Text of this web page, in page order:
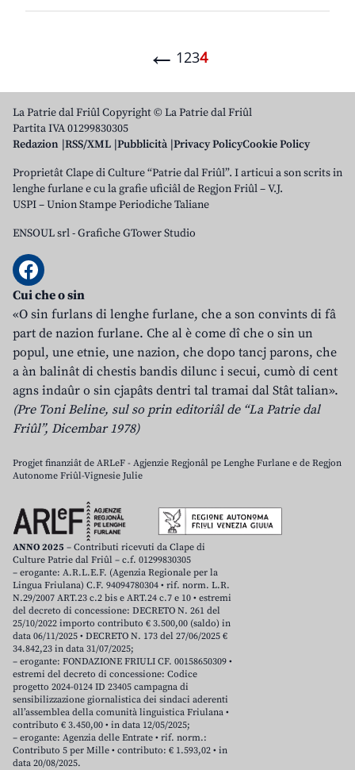
← 1234
La Patrie dal Friûl Copyright © La Patrie dal Friûl
Partita IVA 01299830305
Redazion RSS/XML Pubblicità Privacy PolicyCookie Policy
Proprietât Clape di Culture “Patrie dal Friûl”. I articui a son scrits in
lenghe furlane e cu la grafie uficiâl de Regjon Friûl – V.J.
USPI – Union Stampe Periodiche Taliane
ENSOUL srl-Grafiche GTower Studio
Cui che o sin
«O sin furlans di lenghe furlane, che a son convints di fâ
part de nazion furlane. Che al è come dî che o sin un
popul, une etnie, une nazion, che dopo tancj parons, che
a àn balinât di chestis bandis dilunc i secui, cumò di cent
agns indaûr o sin cjapâts dentri tal tramai dal Stât talian».
(Pre Toni Beline, sul so prin editoriâl de “La Patrie dal
Friûl”, Dicembar 1978)
Progjet finanziât de ARLeF - Agjenzie Regjonâl pe Lenghe Furlane e de Regjon
Autonome Friûl-Vignesie Julie
ANNO 2025 – Contributi ricevuti da Clape di
Culture Patrie dal Friûl – c.f. 01299830305
– erogante: A.R.L.E.F. (Agenzia Regionale per la
Lingua Friulana) C.F. 94094780304 • rif. norm. L.R.
N.29/2007 ART.23 c.2 bis e ART.24 c.7 e 10 • estremi
del decreto di concessione: DECRETO N. 261 del
25/10/2022 importo contributo € 3.500,00 (saldo) in
data 06/11/2025 • DECRETO N. 173 del 27/06/2025 €
34.842,23 in data 31/07/2025;
– erogante: FONDAZIONE FRIULI CF. 00158650309 •
estremi del decreto di concessione: Codice
progetto 2024-0124 ID 23405 campagna di
sensibilizzazione giornalistica dei sindaci aderenti
all’assemblea della comunità linguistica Friulana •
contributo € 3.450,00 • in data 12/05/2025;
– erogante: Agenzia delle Entrate • rif. norm.:
Contributo 5 per Mille • contributo: € 1.593,02 • in
data 20/08/2025.